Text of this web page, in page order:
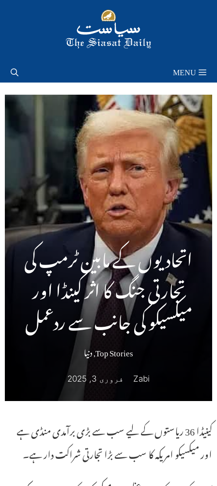
MENU
اتحادیوں کے مابین ٹرمپ کی
تجارتی جنگ کا اثر کینڈا اور
میکسیکو کی جانب سے ردعمل
Top Stories
,دنیا
Zabi فروری 3, 2025
کینیڈا 36 ریاستوں کے لیے سب سے بڑی برآمدی منڈی ہے
اور میکسیکو امریکہ کا سب سے بڑا تجارتی شراکت دار ہے۔